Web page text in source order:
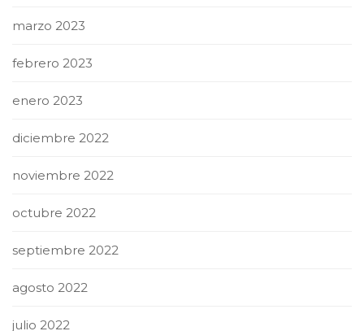
marzo 2023
febrero 2023
enero 2023
diciembre 2022
noviembre 2022
octubre 2022
septiembre 2022
agosto 2022
julio 2022